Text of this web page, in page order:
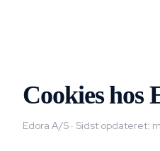
Cookies hos
Edora A/S · Sidst opdateret: